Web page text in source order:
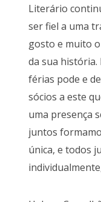
Literário
ser fiel a uma
gosto e muito
da sua história.
férias pode e
sócios a este
uma presença
juntos
única, e todos